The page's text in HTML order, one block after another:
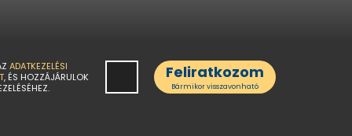
ADATKEZELÉSI
, ÉS HOZZÁJÁRULOK
Feliratkozom
Bármikor visszavonható